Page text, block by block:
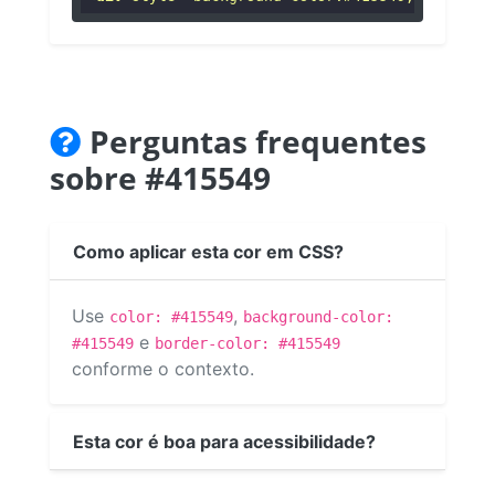
Perguntas frequentes
sobre #415549
Como aplicar esta cor em CSS?
Use color: #415549, background-color:
#415549 e border-color: #415549
conforme o contexto.
Esta cor é boa para acessibilidade?